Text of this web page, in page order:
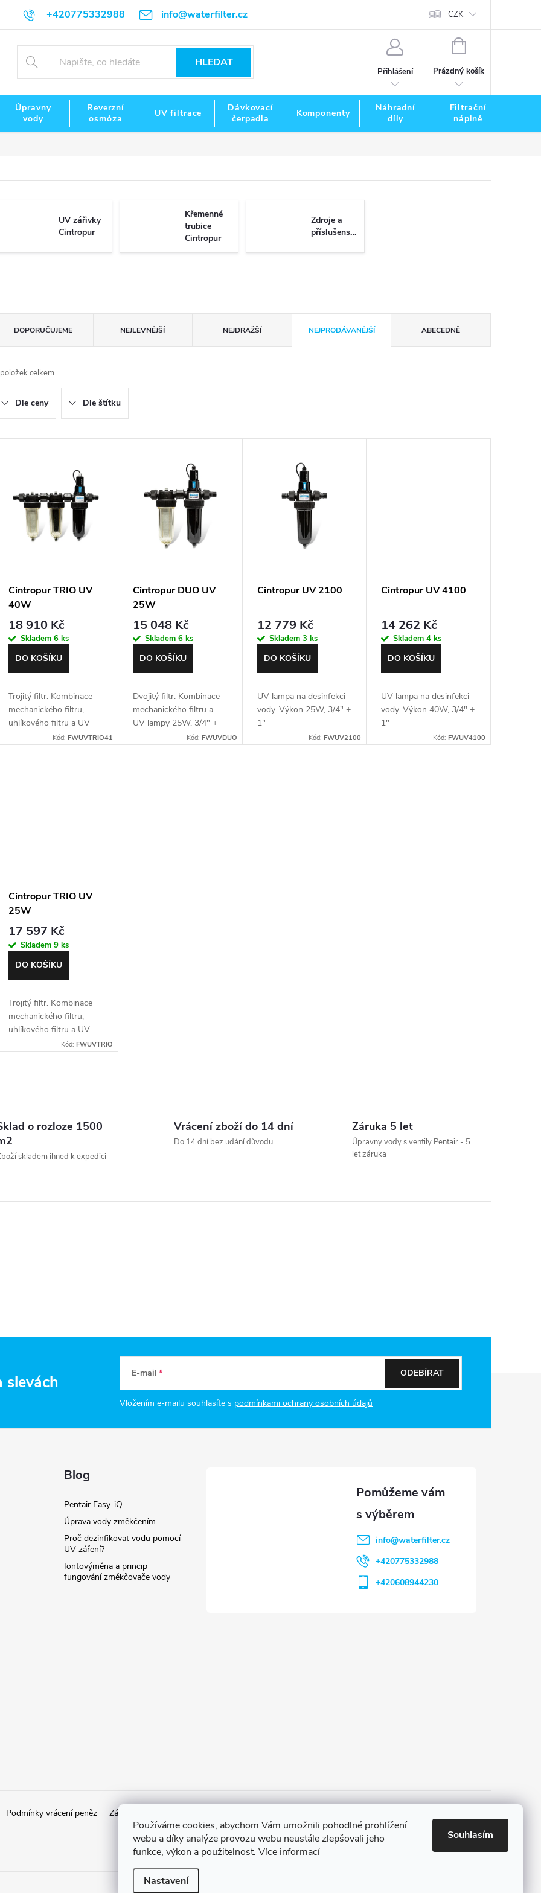
Používáme cookies, abychom Vám umožnili pohodlné prohlížení
webu a díky analýze provozu webu neustále zlepšovali jeho
funkce, výkon a použitelnost. Více informací
Nastavení
Souhlasím
+420775332988 info@waterfilter.cz CZK
HLEDAT
Přihlášení
NÁKUPNÍ
Prázdný košík
Úpravny
vody
Reverzní
osmóza
UV filtrace
Dávkovací
čerpadla
Komponenty
Náhradní
díly
Filtrační
náplně
UV zářivky
Cintropur
Křemenné
trubice
Cintropur
Zdroje a
příslušenství
DOPORUČUJEME NEJLEVNĚJŠÍ NEJDRAŽŠÍ NEJPRODÁVANĚJŠÍ ABECEDNĚ
celkem
Dle ceny Dle štítku
Cintropur TRIO UV
40W
18 910 Kč
Skladem 6 ks
DO KOŠÍKU
Trojitý filtr. Kombinace
mechanického filtru,
uhlíkového filtru a UV
lampy 40 W, 3/4" + 1"
Kód: FWUVTRIO41
Cintropur DUO UV
25W
15 048 Kč
Skladem 6 ks
DO KOŠÍKU
Dvojitý filtr. Kombinace
mechanického filtru a
UV lampy 25W, 3/4" +
Kód: FWUVDUO
Cintropur UV 2100
12 779 Kč
Skladem 3 ks
DO KOŠÍKU
UV lampa na desinfekci
vody. Výkon 25W, 3/4" +
1"
Kód:FWUV2100
Cintropur UV 4100
14 262 Kč
Skladem4 ks
DO KOŠÍKU
UV lampa na desinfekci
vody. Výkon 40W, 3/4" +
1"
Kód: FWUV4100
Cintropur TRIO UV
25W
17 597 Kč
Skladem 9 ks
DO KOŠÍKU
Trojitý filtr. Kombinace
mechanického filtru,
uhlíkového filtru a UV
lampy 25 W, 3/4" + 1"
Kód: FWUVTRIO
o rozloze 1500
skladem ihned k expedici
Vrácení zboží do 14 dní
Do 14 dní bez udání důvodu
Záruka 5 let
Úpravny vody s ventily Pentair - 5
let záruka
slevách E-mail
Vložením e-mailu souhlasíte s podmínkami ochrany osobních údajů
ODEBÍRAT
Blog
Pentair Easy-iQ
Úprava vody změkčením
Proč dezinfikovat vodu pomocí
UV záření?
Iontovýměna a princip
fungování změkčovače vody
info@waterfilter.cz
+420775332988
+420608944230
Podmínky vrácení peněz Zásady ochrany osobních údajů